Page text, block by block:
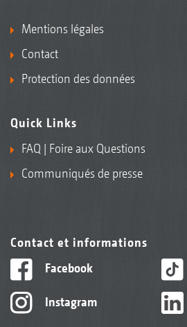
Mentions légales
Contact
Protection des données
Quick Links
FAQ | Foire aux Questions
Communiqués de presse
Contact et informations
Facebook
Instagram